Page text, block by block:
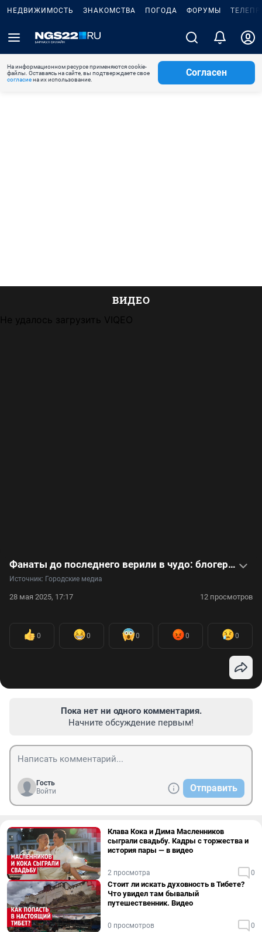
НЕДВИЖИМОСТЬ ЗНАКОМСТВА ПОГОДА ФОРУМЫ
На информационном ресурсе применяются cookie-
файлы. Оставаясь на сайте, вы подтверждаете свое
согласиена их использование.
Согласен
ВИДЕО
Не удалось загрузить VIQEO
Фанаты до последнего верили в чудо: блогер из США погибла в 19 лет от неизлечимой формы рака мозга
Источник: Городские медиа
28 мая 2025, 17:17 12 просмотров
0 0 0 0 0
Пока нет ни одного комментария.
Начните обсуждение первым!
Гость
Войти
Отправить
Клава Кока и Дима Масленников
сыграли свадьбу. Кадры с торжества и
история пары — в видео
2 просмотра 0
Стоит ли искать духовность в Тибете?
Что увидел там бывалый
путешественник. Видео
0 просмотров 0